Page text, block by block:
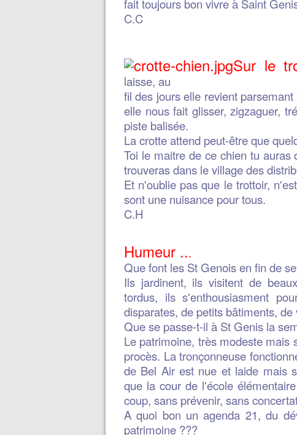
fait toujours bon vivre à Saint
C.C
Sur le
laisse, au
fil des jours elle revient
elle nous fait glisser, zigzaguer,
piste balisée.
La crotte attend peut-être que
Toi le maitre de ce chien tu
trouveras dans le village des
Et n'oublie pas que le trottoir,
sont une nuisance pour tous.
C.H
Humeur ...
Que font les St Genois en fin de
Ils jardinent, ils visitent de
tordus, ils s'enthousiasment
disparates, de petits bâtiments,
Que se passe-t-il à St Genis la
Le patrimoine, très modeste mais
procès. La tronçonneuse
de Bel Air est nue et laide mais
que la cour de l'école
coup, sans prévenir, sans
A quoi bon un agenda 21, du
patrimoine ???